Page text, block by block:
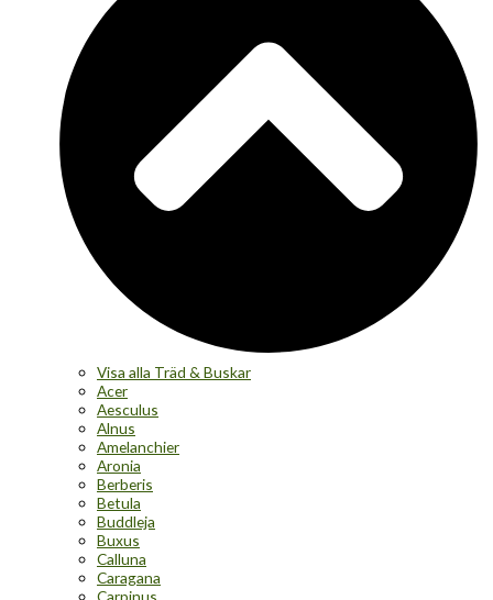
Visa alla Träd & Buskar
Acer
Aesculus
Alnus
Amelanchier
Aronia
Berberis
Betula
Buddleja
Buxus
Calluna
Caragana
Carpinus